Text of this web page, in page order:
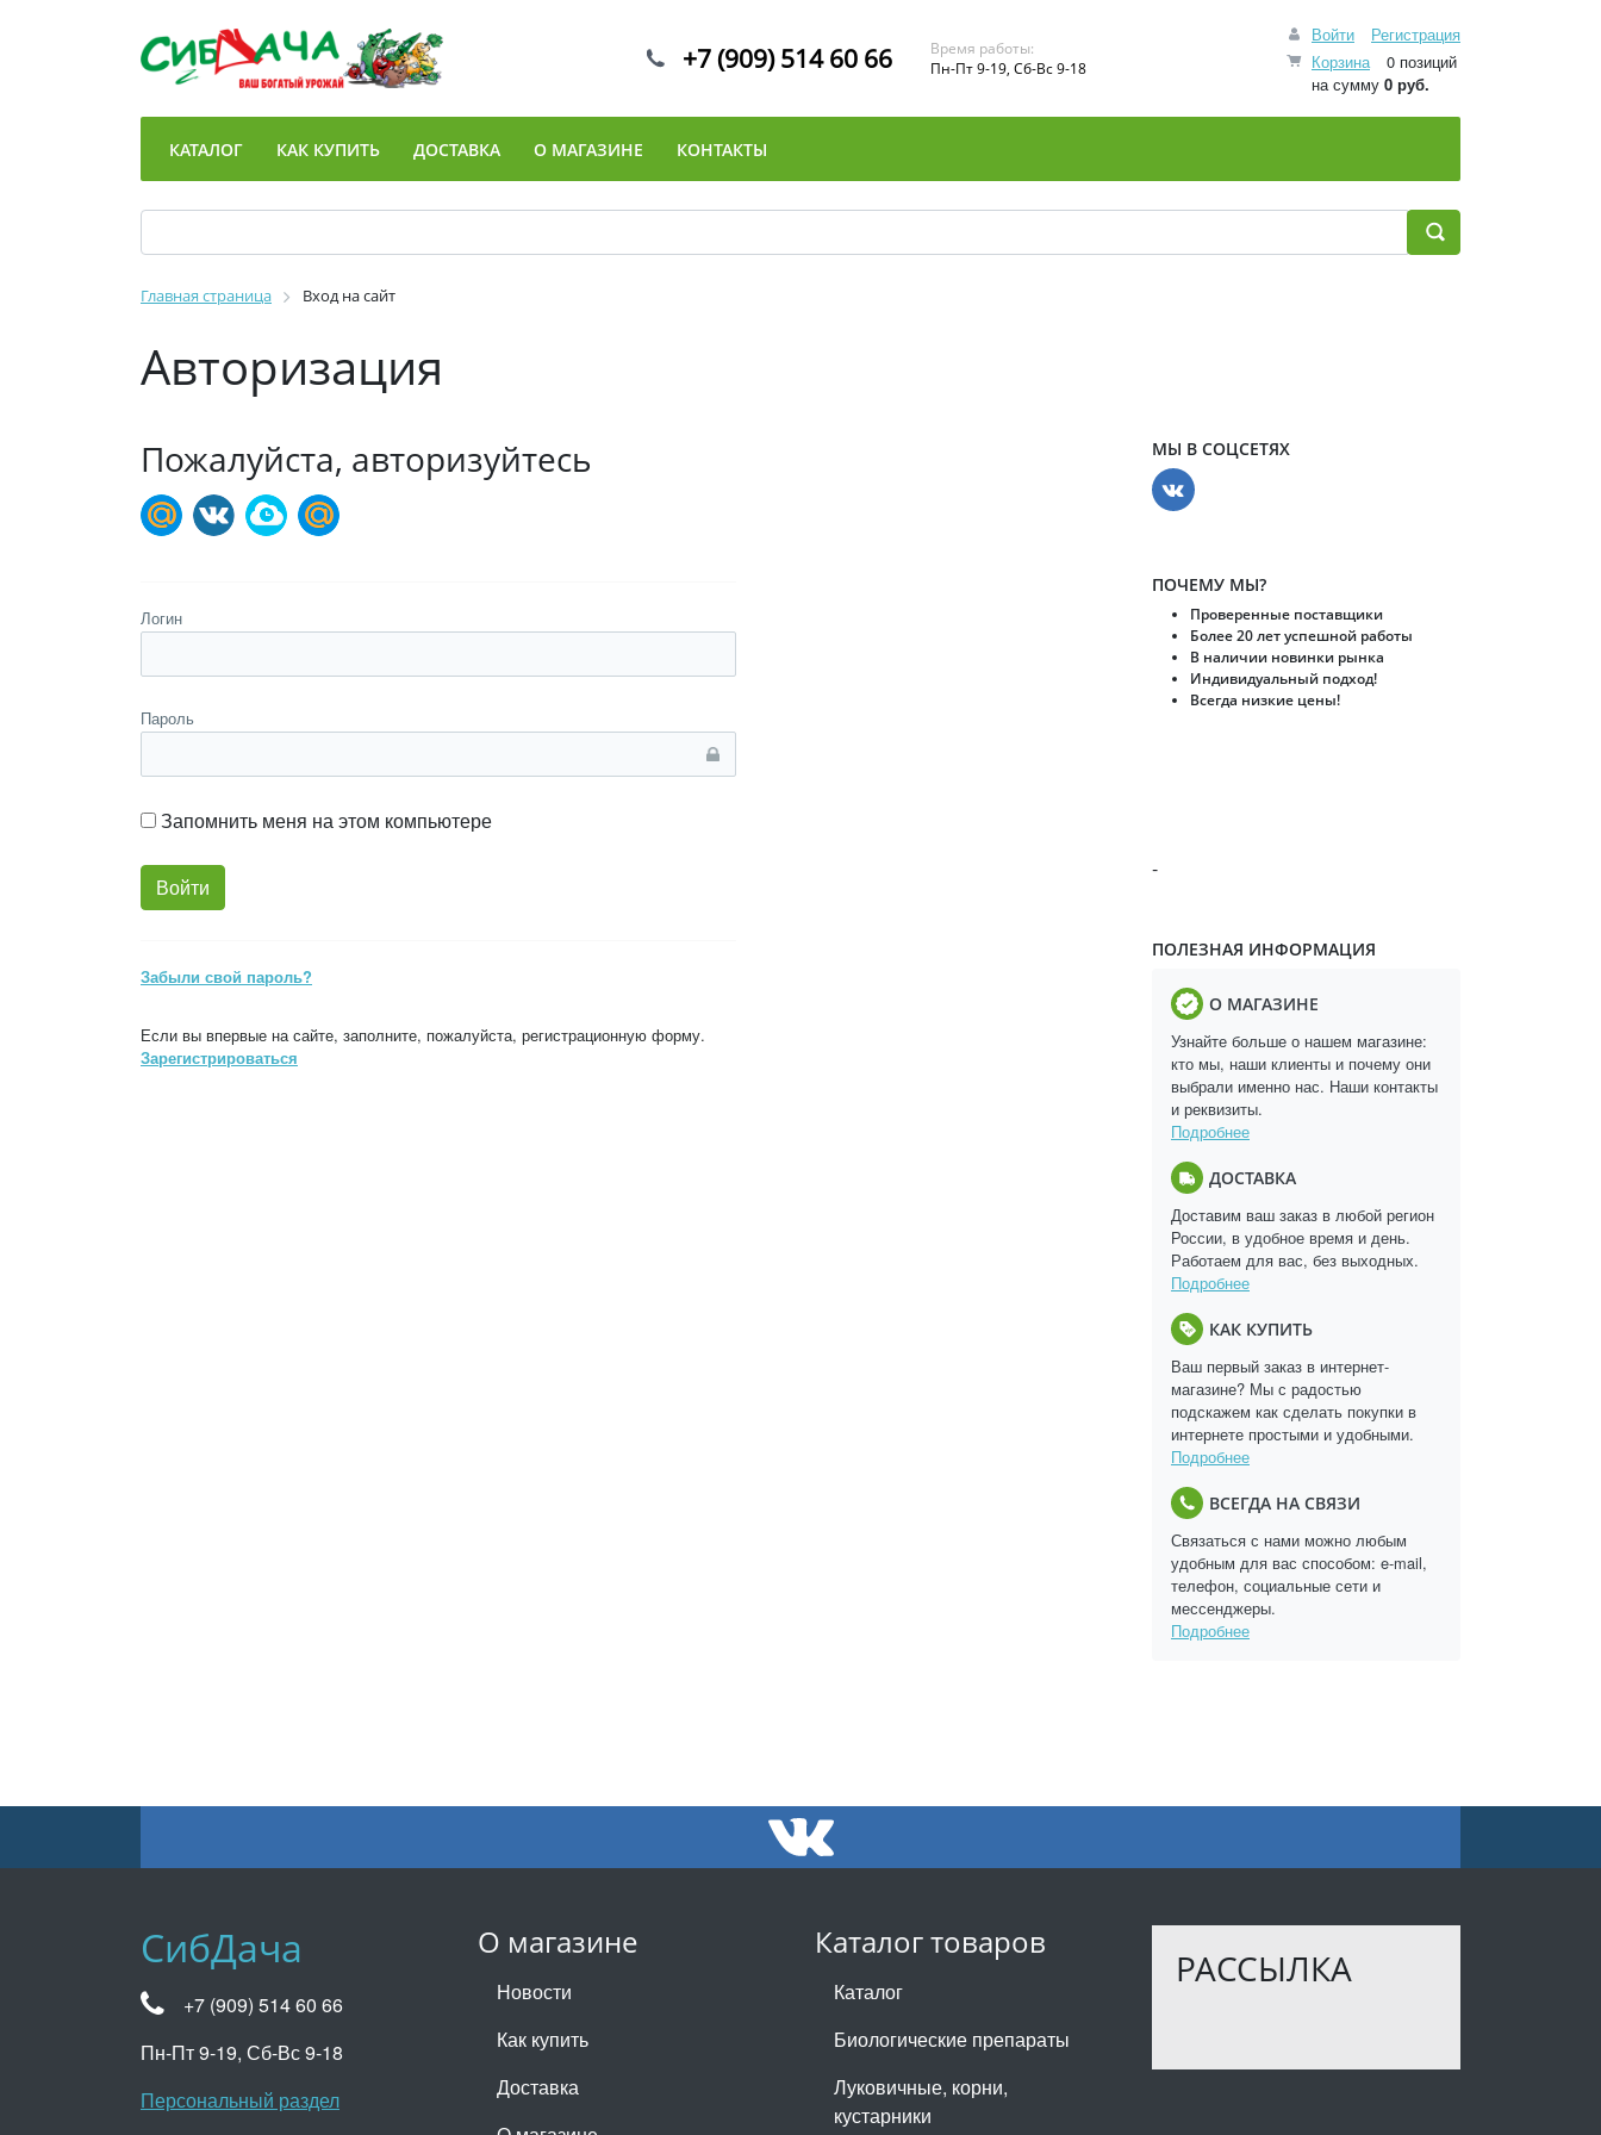
Войти
Регистрация
Корзина
0 позиций
на сумму 0 руб.
+7 (909) 514 60 66
Время работы:
Пн-Пт 9-19, Сб-Вс 9-18
КАТАЛОГ КАК КУПИТЬ ДОСТАВКА О МАГАЗИНЕ КОНТАКТЫ
Главная страница Вход на сайт
Авторизация
Пожалуйста, авторизуйтесь
Логин
Пароль
Запомнить меня на этом компьютере
Забыли свой пароль?
Если вы впервые на сайте, заполните, пожалуйста, регистрационную форму.
Зарегистрироваться
МЫ В СОЦСЕТЯХ
ПОЧЕМУ МЫ?
Проверенные поставщики
Более 20 лет успешной работы
В наличии новинки рынка
Индивидуальный подход!
Всегда низкие цены!
-
ПОЛЕЗНАЯ ИНФОРМАЦИЯ
О МАГАЗИНЕ
Узнайте больше о нашем магазине:
кто мы, наши клиенты и почему они
выбрали именно нас. Наши контакты
и реквизиты.
Подробнее
ДОСТАВКА
Доставим ваш заказ в любой регион
России, в удобное время и день.
Работаем для вас, без выходных.
Подробнее
КАК КУПИТЬ
Ваш первый заказ в интернет-
магазине? Мы с радостью
подскажем как сделать покупки в
интернете простыми и удобными.
Подробнее
ВСЕГДА НА СВЯЗИ
Связаться с нами можно любым
удобным для вас способом: e-mail,
телефон, социальные сети и
мессенджеры.
Подробнее
О магазине
Новости
Как купить
Доставка
Каталог товаров
Каталог
Биологические препараты
Луковичные, корни,
кустарники
РАССЫЛКА
СибДача
+7 (909) 514 60 66
Пн-Пт 9-19, Сб-Вс 9-18
Персональный раздел